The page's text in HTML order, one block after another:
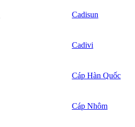
Cadisun
Cadivi
Cáp Hàn Quốc
Cáp Nhôm